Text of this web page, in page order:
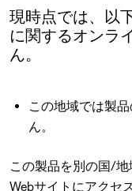
現時点では、以
に関するオンラ
ん。
この地域では製
ん。
この製品を別の国/
Webサイトにアクセ